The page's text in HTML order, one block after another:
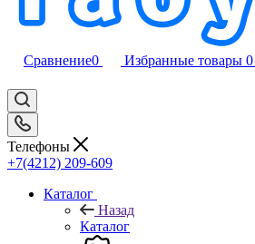
Сравнение0 Избранные товары 0
Телефоны
+7(4212) 209-609
Каталог
Назад
Каталог